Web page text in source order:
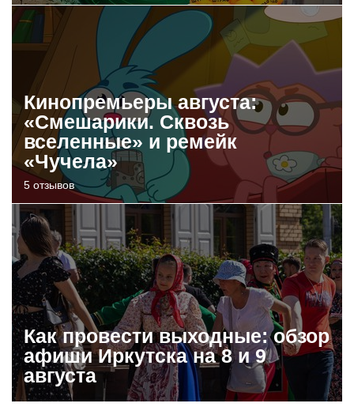
Кинопремьеры августа:
«Смешарики. Сквозь
вселенные» и ремейк
«Чучела»
5 отзывов
Как провести выходные: обзор
афиши Иркутска на 8 и 9
августа